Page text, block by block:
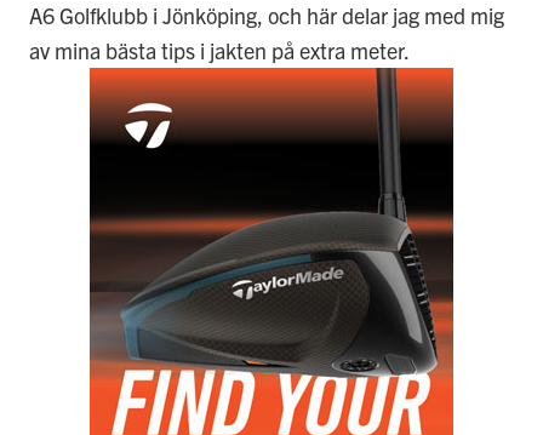
A6 Golfklubb i Jönköping, och här delar jag med mig
av mina bästa tips i jakten på extra meter.